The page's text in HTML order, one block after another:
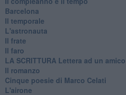
Barcelona
Il temporale
L'astronauta
Il frate
Il faro
​LA SCRITTURA Lettera ad un amico
Il romanzo
Cinque poesie di Marco Celati
L'airone